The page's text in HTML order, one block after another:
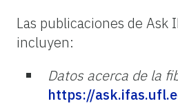
Las publicaciones de Ask
incluyen:
Datos acerca de la
https://